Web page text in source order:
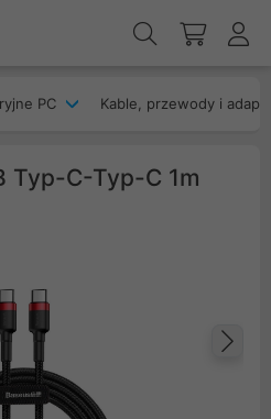
PC Kable, przewody i
Typ-C-Typ-C 1m